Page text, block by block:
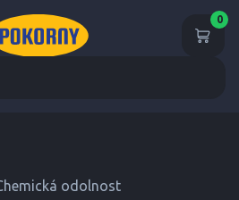
0
odolnost